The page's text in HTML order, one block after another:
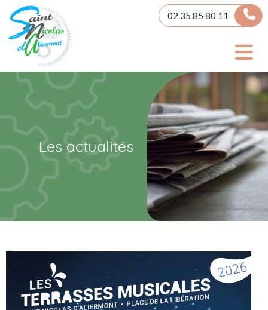
02 35 85 80 11
Les actualités
Panneau de gestion des cookies